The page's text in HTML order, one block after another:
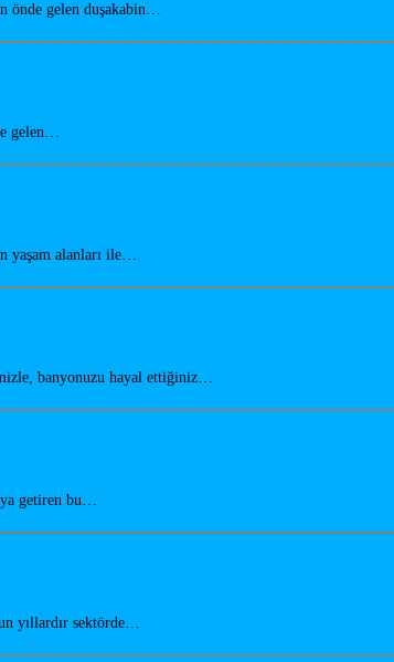
önde gelen duşakabin…
gelen…
yaşam alanları ile…
banyonuzu hayal ettiğiniz…
getiren bu…
yıllardır sektörde…